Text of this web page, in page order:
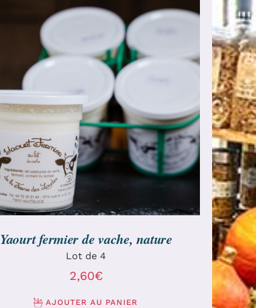
AJOUTER AU PANIER / DÉTAILS
Yaourt fermier de vache, nature
Lot de 4
2,60€
AJOUTER AU PANIER